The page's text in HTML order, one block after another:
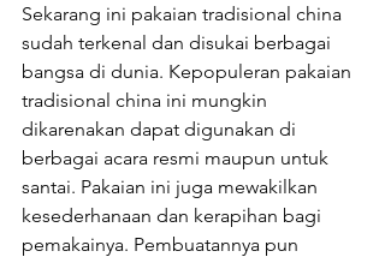
Sekarang ini pakaian tradisional china
sudah terkenal dan disukai berbagai
bangsa di dunia. Kepopuleran pakaian
tradisional china ini mungkin
dikarenakan dapat digunakan di
berbagai acara resmi maupun untuk
santai. Pakaian ini juga mewakilkan
kesederhanaan dan kerapihan bagi
pemakainya. Pembuatannya pun